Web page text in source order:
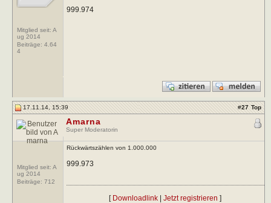
Mitglied seit: A
ug 2014
Beiträge: 4.64
4
999.974
17.11.14, 15:39 #27 Top
Mitglied seit: A
ug 2014
Beiträge: 712
Amarna
Super Moderatorin
Rückwärtszählen von 1.000.000
999.973
[ Downloadlink |Jetzt registrieren ]